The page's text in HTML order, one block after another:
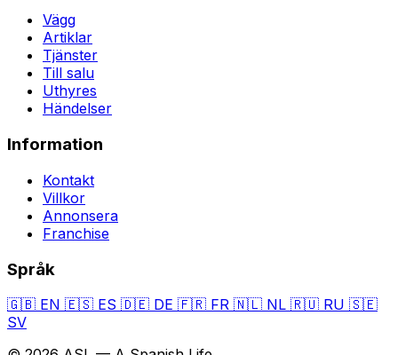
Vägg
Artiklar
Tjänster
Till salu
Uthyres
Händelser
Information
Kontakt
Villkor
Annonsera
Franchise
Språk
🇬🇧 EN 🇪🇸 ES 🇩🇪 DE 🇫🇷 FR 🇳🇱 NL 🇷🇺 RU 🇸🇪
SV